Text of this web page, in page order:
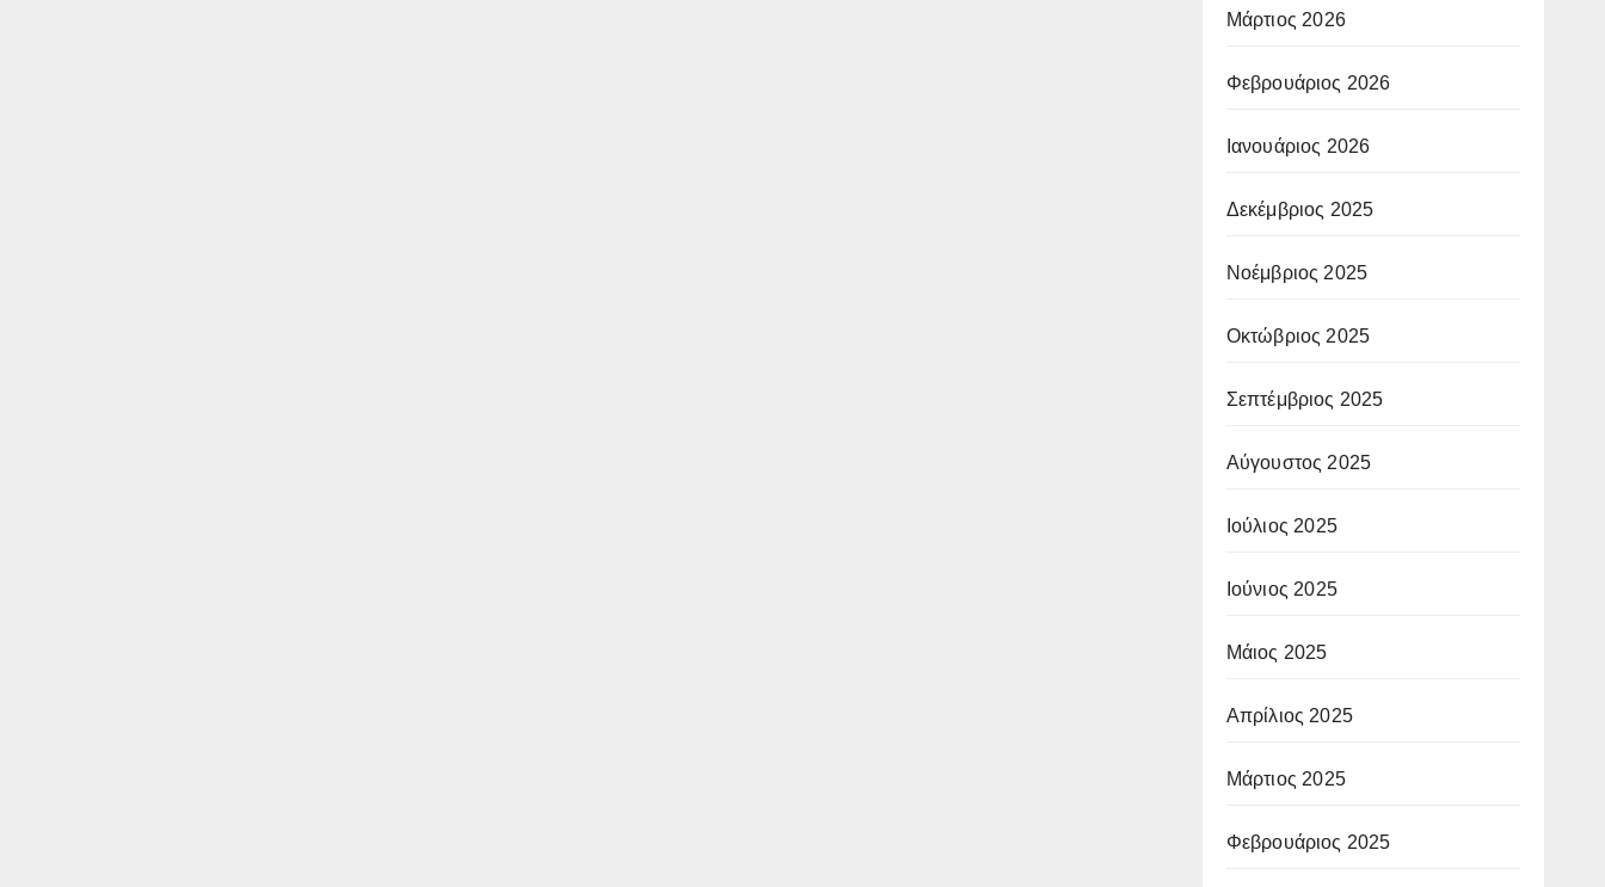
Μάρτιος 2026
Φεβρουάριος 2026
Ιανουάριος 2026
Δεκέμβριος 2025
Νοέμβριος 2025
Οκτώβριος 2025
Σεπτέμβριος 2025
Αύγουστος 2025
Ιούλιος 2025
Ιούνιος 2025
Μάιος 2025
Απρίλιος 2025
Μάρτιος 2025
Φεβρουάριος 2025